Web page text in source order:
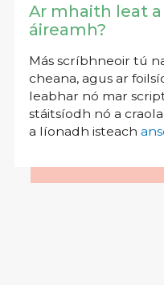
Ar mhaith leat
áireamh?
Más scríbhneoir tú
cheana, agus ar
leabhar nó mar
stáitsíodh nó a
a líonadh isteach